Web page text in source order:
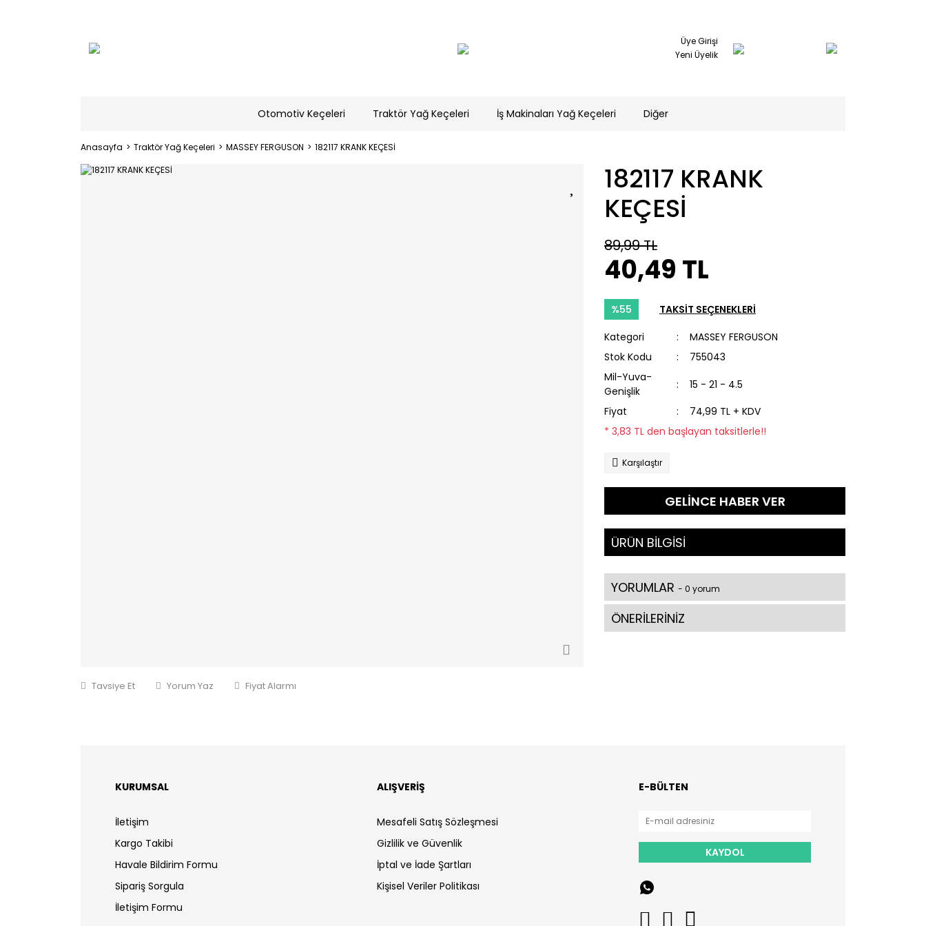
Üye Girişi
Yeni Üyelik
Otomotiv Keçeleri Traktör Yağ Keçeleri İş Makinaları Yağ Keçeleri Diğer
Anasayfa Traktör Yağ Keçeleri MASSEY FERGUSON 182117 KRANK KEÇESİ
Tavsiye Et Yorum Yaz Fiyat Alarmı
182117 KRANK
KEÇESİ
89,99 TL
40,49 TL
%55 TAKSİT SEÇENEKLERİ
Kategori
MASSEY FERGUSON
Stok Kodu
755043
Mil-Yuva-
Genişlik
15 - 21 - 4.5
Fiyat
74,99 TL + KDV
* 3,83 TL den başlayan taksitlerle!!
Karşılaştır
GELİNCE HABER VER
ÜRÜN BİLGİSİ
YORUMLAR - 0 yorum
ÖNERİLERİNİZ
KURUMSAL
İletişim
Kargo Takibi
Havale Bildirim Formu
Sipariş Sorgula
İletişim Formu
ALIŞVERİŞ
Mesafeli Satış Sözleşmesi
Gizlilik ve Güvenlik
İptal ve İade Şartları
Kişisel Veriler Politikası
E-BÜLTEN
KAYDOL